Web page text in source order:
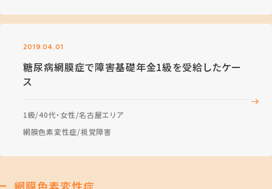
2019.04.01
糖尿病網膜症で障害基礎年金1級を受給したケー
ス
1級 40代・女性 名古屋エリア
網膜色素変性症 視覚障害